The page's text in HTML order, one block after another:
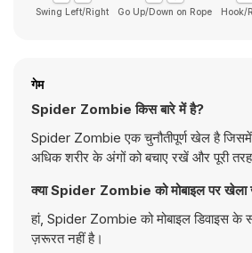
Swing Left/Right Go Up/Down on Rope Hook/
गेम
Spider Zombie किस बारे में है?
Spider Zombie एक चुनौतीपूर्ण खेल है
अधिक शरीर के अंगों को बचाए रखें और पूरी
क्या Spider Zombie को मोबाइल पर खेला
हां, Spider Zombie को मोबाइल डिवाइस
ज़रूरत नहीं है।